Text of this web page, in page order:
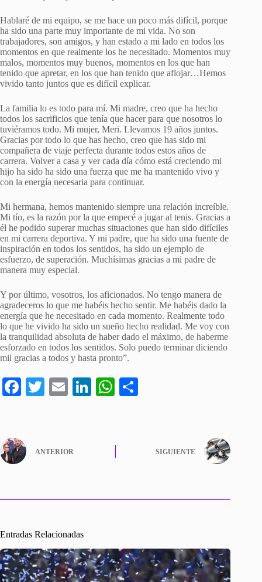
Hablaré de mi equipo, se me hace un poco más difícil, porque
ha sido una parte muy importante de mi vida. No son
trabajadores, son amigos, y han estado a mi lado en todos los
momentos en que realmente los he necesitado. Momentos muy
malos, momentos muy buenos, momentos en los que han
tenido que apretar, en los que han tenido que aflojar…Hemos
vivido tanto juntos que es difícil explicar.
La familia lo es todo para mí. Mi madre, creo que ha hecho
todos los sacrificios que tenía que hacer para que nosotros lo
tuviéramos todo. Mi mujer, Meri. Llevamos 19 años juntos.
Gracias por todo lo que has hecho, creo que has sido mi
compañera de viaje perfecta durante todos estos años de
carrera. Volver a casa y ver cada día cómo está creciendo mi
hijo ha sido ha sido una fuerza que me ha mantenido vivo y
con la energía necesaria para continuar.
Mi hermana, hemos mantenido siempre una relación increíble.
Mi tío, es la razón por la que empecé a jugar al tenis. Gracias a
él he podido superar muchas situaciones que han sido difíciles
en mi carrera deportiva. Y mi padre, que ha sido una fuente de
inspiración en todos los sentidos, ha sido un ejemplo de
esfuerzo, de superación. Muchísimas gracias a mi padre de
manera muy especial.
Y por último, vosotros, los aficionados. No tengo manera de
agradeceros lo que me habéis hecho sentir. Me habéis dado la
energía que he necesitado en cada momento. Realmente todo
lo que he vivido ha sido un sueño hecho realidad. Me voy con
la tranquilidad absoluta de haber dado el máximo, de haberme
esforzado en todos los sentidos. Solo puedo terminar diciendo
mil gracias a todos y hasta pronto”.
Fa
ok
T
r
E
Li
W
A
pp
ANTERIOR SIGUIENTE
Entradas Relacionadas